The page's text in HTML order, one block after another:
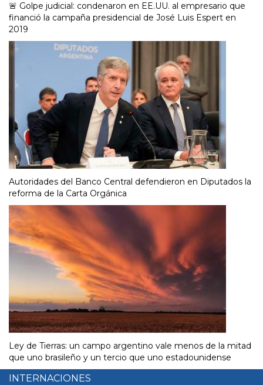
🚨 Golpe judicial: condenaron en EE.UU. al empresario que
financió la campaña presidencial de José Luis Espert en
2019
Autoridades del Banco Central defendieron en Diputados la
reforma de la Carta Orgánica
Ley de Tierras: un campo argentino vale menos de la mitad
que uno brasileño y un tercio que uno estadounidense
INTERNACIONES